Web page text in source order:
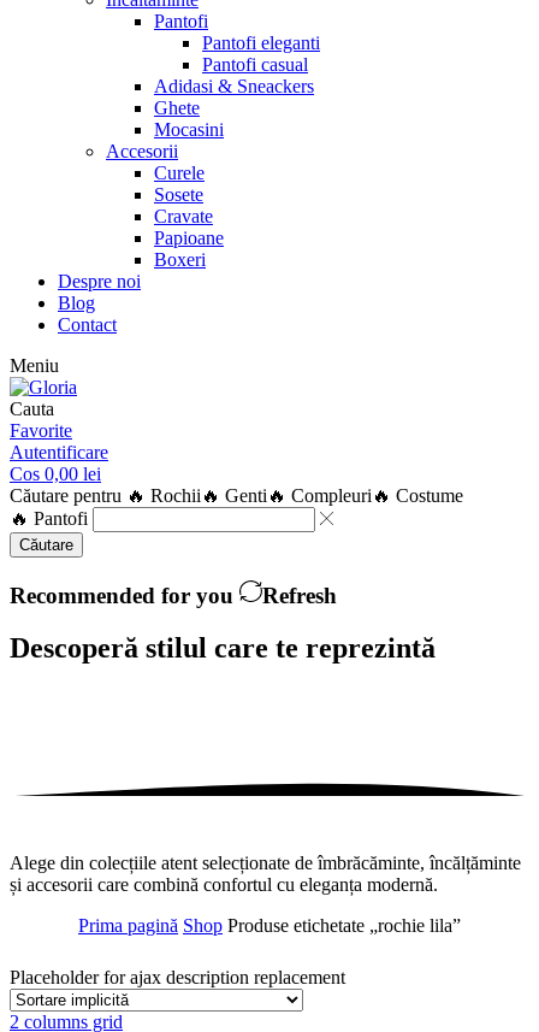
Pantofi
Pantofi eleganti
Pantofi casual
Adidasi & Sneackers
Ghete
Mocasini
Accesorii
Curele
Sosete
Cravate
Papioane
Boxeri
Despre noi
Blog
Contact
Meniu
Cauta
Favorite
Autentificare
Cos 0,00 lei
Căutare pentru 🔥 Rochii 🔥 Genti 🔥 Compleuri 🔥 Costume
🔥 Pantofi
Căutare
Recommended for you Refresh
Descoperă stilul care te reprezintă
Alege din colecțiile atent selecționate de îmbrăcăminte, încălțăminte
și accesorii care combină confortul cu eleganța modernă.
Prima pagină Shop Produse etichetate „rochie lila”
Placeholder for ajax description replacement
2 columns grid